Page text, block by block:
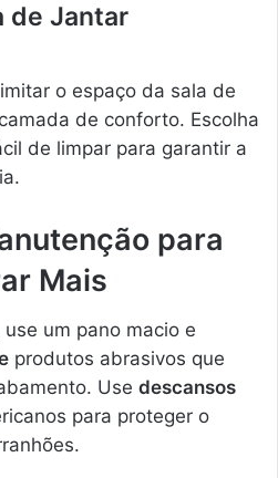
de Jantar
o espaço da sala de
de conforto. Escolha
de limpar para garantir a
para
Mais
use um pano macio e
produtos abrasivos que
Use descansos
para proteger o